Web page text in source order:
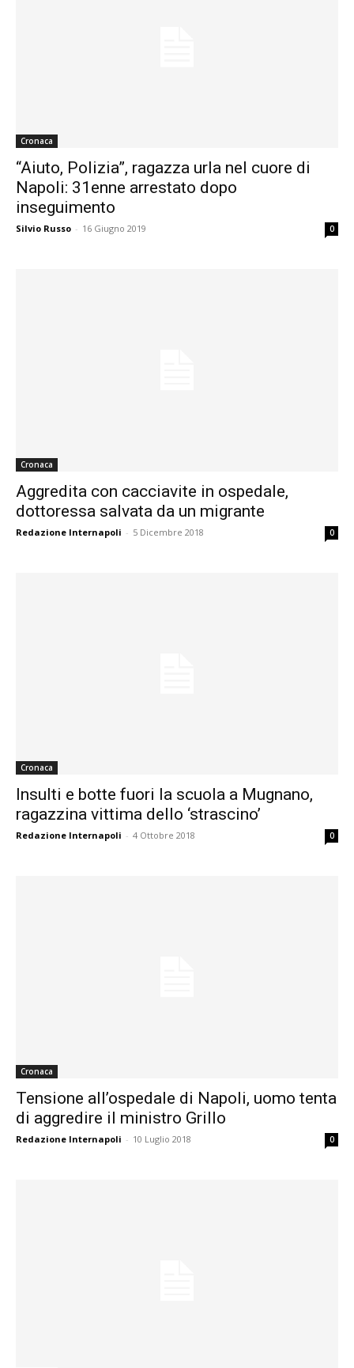
Cronaca
“Aiuto, Polizia”, ragazza urla nel cuore di
Napoli: 31enne arrestato dopo
inseguimento
Silvio Russo - 16 Giugno 2019 0
Cronaca
Aggredita con cacciavite in ospedale,
dottoressa salvata da un migrante
Redazione Internapoli - 5 Dicembre 2018 0
Cronaca
Insulti e botte fuori la scuola a Mugnano,
ragazzina vittima dello ‘strascino’
Redazione Internapoli - 4 Ottobre 2018 0
Cronaca
Tensione all’ospedale di Napoli, uomo tenta
di aggredire il ministro Grillo
Redazione Internapoli - 10 Luglio 2018 0